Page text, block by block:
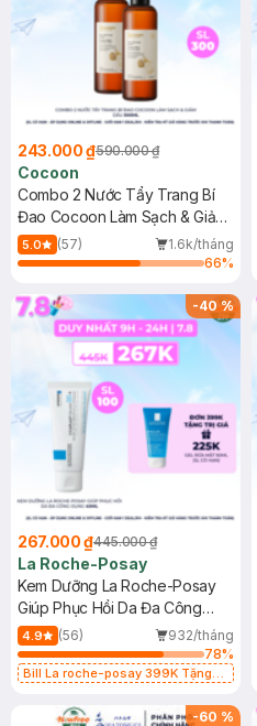
243.000 ₫590.000 ₫
Cocoon
Combo 2 Nước Tẩy Trang Bí
Đao Cocoon Làm Sạch & Giảm
Dầu 500ml
5.0 (57)
1.6k/tháng
66%
-40%
267.000 ₫445.000 ₫
La Roche-Posay
Kem Dưỡng La Roche-Posay
Giúp Phục Hồi Da Đa Công
Dụng 40ml
4.9 (56)
932/tháng
78%
Bill La roche-posay 399K Tặng
(SL có hạn)
-60 %